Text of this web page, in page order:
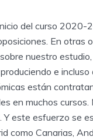
del curso 2020-
En otras
nuestro
e
están
en muchos cursos.
este esfuerzo se
como Canarias,